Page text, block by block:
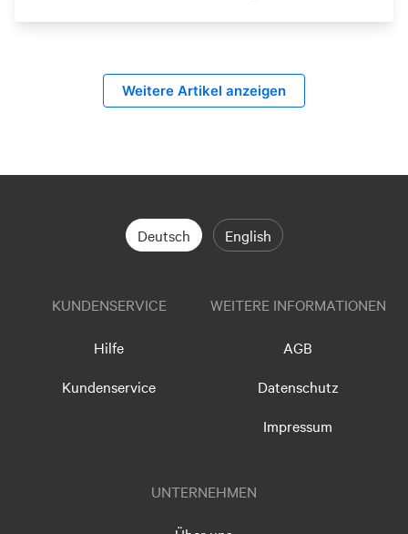
Weitere Artikel anzeigen
Deutsch English
KUNDENSERVICE
Hilfe
Kundenservice
WEITERE INFORMATIONEN
AGB
Datenschutz
Impressum
UNTERNEHMEN